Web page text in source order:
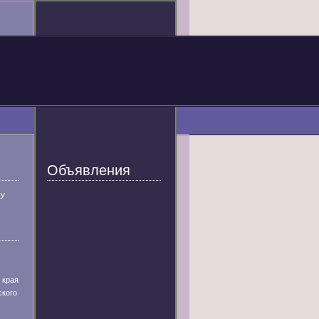
края
Объявления